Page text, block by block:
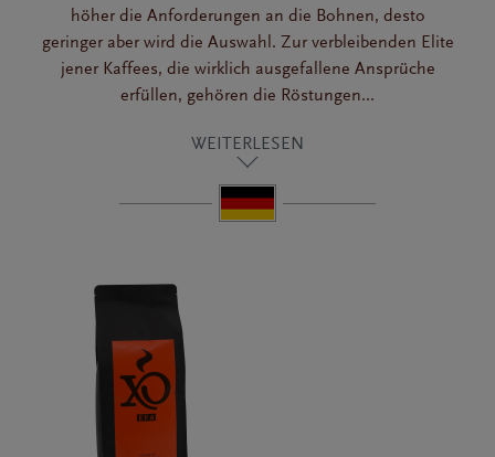
höher die Anforderungen an die Bohnen, desto
geringer aber wird die Auswahl. Zur verbleibenden Elite
jener Kaffees, die wirklich ausgefallene Ansprüche
erfüllen, gehören die Röstungen...
WEITERLESEN